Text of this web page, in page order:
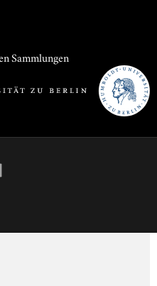
Sammlungen